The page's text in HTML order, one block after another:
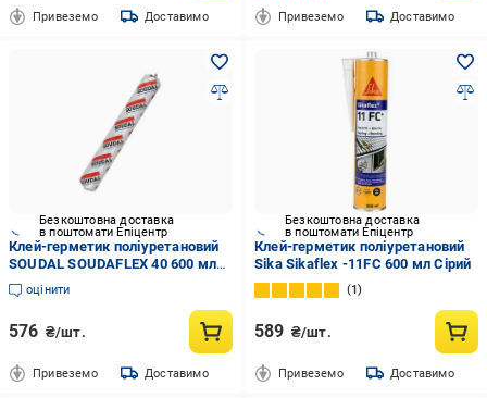
Привеземо Доставимо Привеземо Доставимо
Безкоштовна доставка
в поштомати Епіцентр
Клей-герметик поліуретановий
SOUDAL SOUDAFLEX 40 600 мл
Сірий (1823405187/К0270)
оцінити
576 ₴/шт.
Привеземо Доставимо
Безкоштовна доставка
в поштомати Епіцентр
Клей-герметик поліуретановий
Sika Sikaflex -11FC 600 мл Сірий
1
589 ₴/шт.
Привеземо Доставимо